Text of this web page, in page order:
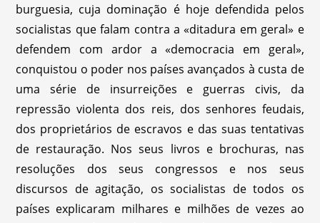
burguesia, cuja dominação é hoje defendida pelos
socialistas que falam contra a «ditadura em geral» e
defendem com ardor a «democracia em geral»,
conquistou o poder nos países avançados à custa de
uma série de insurreições e guerras civis, da
repressão violenta dos reis, dos senhores feudais,
dos proprietários de escravos e das suas tentativas
de restauração. Nos seus livros e brochuras, nas
resoluções dos seus congressos e nos seus
discursos de agitação, os socialistas de todos os
países explicaram milhares e milhões de vezes ao